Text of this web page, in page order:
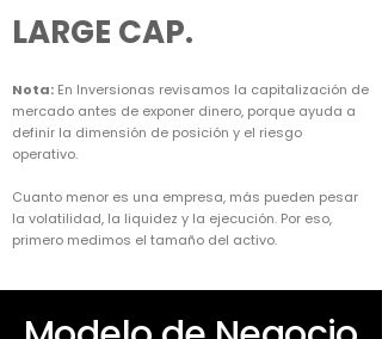
LARGE CAP.
Nota: En Inversionas revisamos la capitalización de
mercado antes de exponer dinero, porque ayuda a
definir la dimensión de posición y el riesgo
operativo.
Cuanto menor es una empresa, más pueden pesar
la volatilidad, la liquidez y la ejecución. Por eso,
primero medimos el tamaño del activo.